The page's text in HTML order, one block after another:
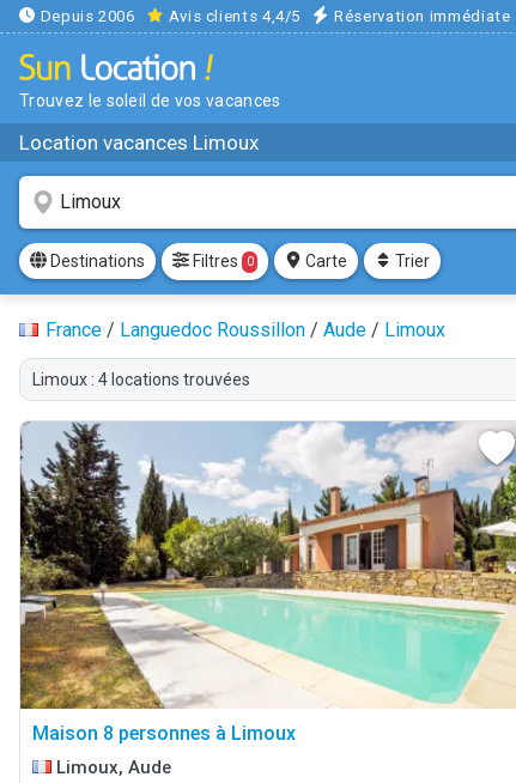
Depuis 2006 Avis clients 4,4/5 Réservation immédiate
Trouvez le soleil de vos vacances
Location vacances Limoux
Destinations Filtres 0 Carte Trier
France / Languedoc Roussillon / Aude / Limoux
Limoux : 4 locations trouvées
Maison 8 personnes à Limoux
Limoux, Aude